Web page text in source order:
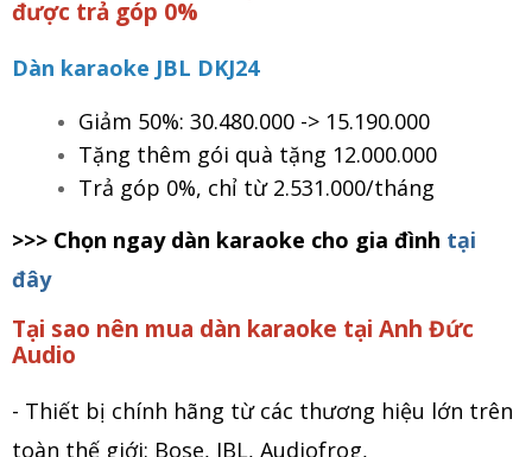
được trả góp 0%
Dàn karaoke JBL DKJ24
Giảm 50%: 30.480.000 -> 15.190.000
Tặng thêm gói quà tặng 12.000.000
Trả góp 0%, chỉ từ 2.531.000/tháng
>>> Chọn ngay dàn karaoke cho gia đình tại
đây
Tại sao nên mua dàn karaoke tại Anh Đức
Audio
- Thiết bị chính hãng từ các thương hiệu lớn trên
toàn thế giới: Bose, JBL, Audiofrog,